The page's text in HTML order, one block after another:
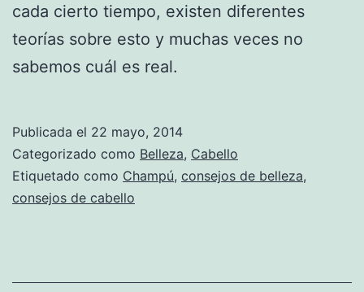
cada cierto tiempo, existen diferentes
teorías sobre esto y muchas veces no
sabemos cuál es real.
Publicada el 22 mayo, 2014
Categorizado como Belleza, Cabello
Etiquetado como Champú, consejos de belleza,
consejos de cabello